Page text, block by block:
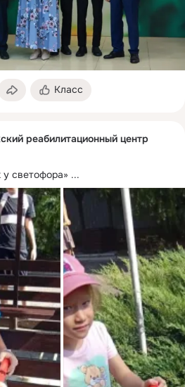
Класс
реабилитационный центр
у светофора» ...